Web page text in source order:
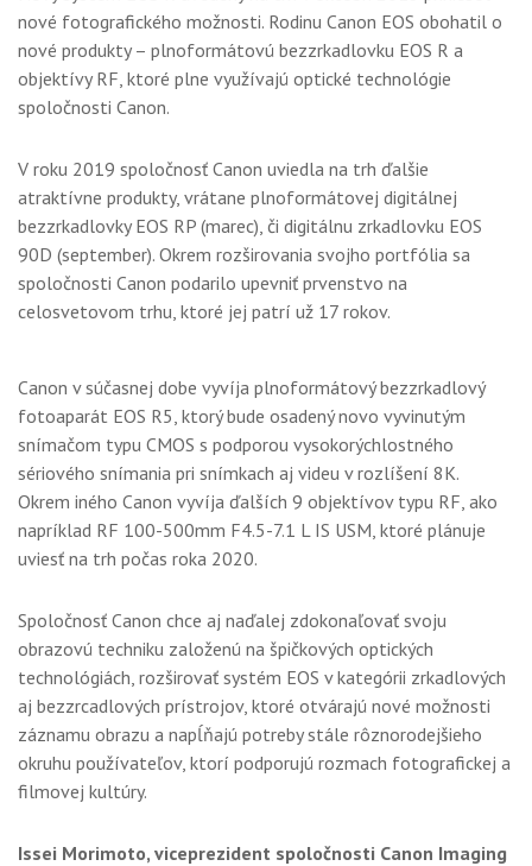
nové fotografického možnosti. Rodinu Canon EOS obohatil o
nové produkty – plnoformátovú bezzrkadlovku EOS R a
objektívy RF, ktoré plne využívajú optické technológie
spoločnosti Canon.
V roku 2019 spoločnosť Canon uviedla na trh ďalšie
atraktívne produkty, vrátane plnoformátovej digitálnej
bezzrkadlovky EOS RP (marec), či digitálnu zrkadlovku EOS
90D (september). Okrem rozširovania svojho portfólia sa
spoločnosti Canon podarilo upevniť prvenstvo na
celosvetovom trhu, ktoré jej patrí už 17 rokov.
Canon v súčasnej dobe vyvíja plnoformátový bezzrkadlový
fotoaparát EOS R5, ktorý bude osadený novo vyvinutým
snímačom typu CMOS s podporou vysokorýchlostného
sériového snímania pri snímkach aj videu v rozlíšení 8K.
Okrem iného Canon vyvíja ďalších 9 objektívov typu RF, ako
napríklad RF 100-500mm F4.5-7.1 L IS USM, ktoré plánuje
uviesť na trh počas roka 2020.
Spoločnosť Canon chce aj naďalej zdokonaľovať svoju
obrazovú techniku založenú na špičkových optických
technológiách, rozširovať systém EOS v kategórii zrkadlových
aj bezzrcadlových prístrojov, ktoré otvárajú nové možnosti
záznamu obrazu a napĺňajú potreby stále rôznorodejšieho
okruhu používateľov, ktorí podporujú rozmach fotografickej a
filmovej kultúry.
Issei Morimoto, viceprezident spoločnosti Canon Imaging